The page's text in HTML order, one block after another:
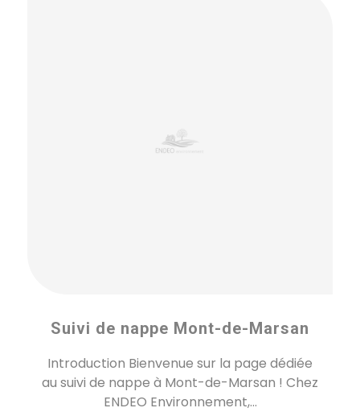
Suivi de nappe Mont-de-Marsan
Introduction Bienvenue sur la page dédiée
au suivi de nappe à Mont-de-Marsan ! Chez
ENDEO Environnement,...